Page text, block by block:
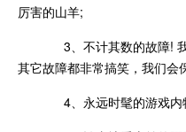
厉害的山羊;
3、不计其数的故障!
其它故障都非常搞笑，我们会
4、永远时髦的游戏内